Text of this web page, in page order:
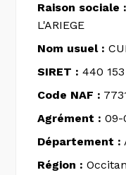
Raison sociale :
L'ARIEGE
Nom usuel :
SIRET : 440
Code NAF :
Agrément : 09-
Département :
Région :